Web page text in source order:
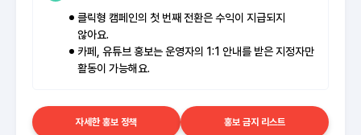
클릭형 캠페인의 첫 번째 전환은 수익이 지급되지
않아요.
카페, 유튜브 홍보는 운영자의 1:1 안내를 받은 지정자만
활동이 가능해요.
자세한 홍보 정책 홍보 금지 리스트